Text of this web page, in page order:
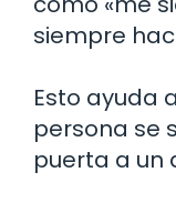
siempre
Esto ayuda
persona se
puerta a un